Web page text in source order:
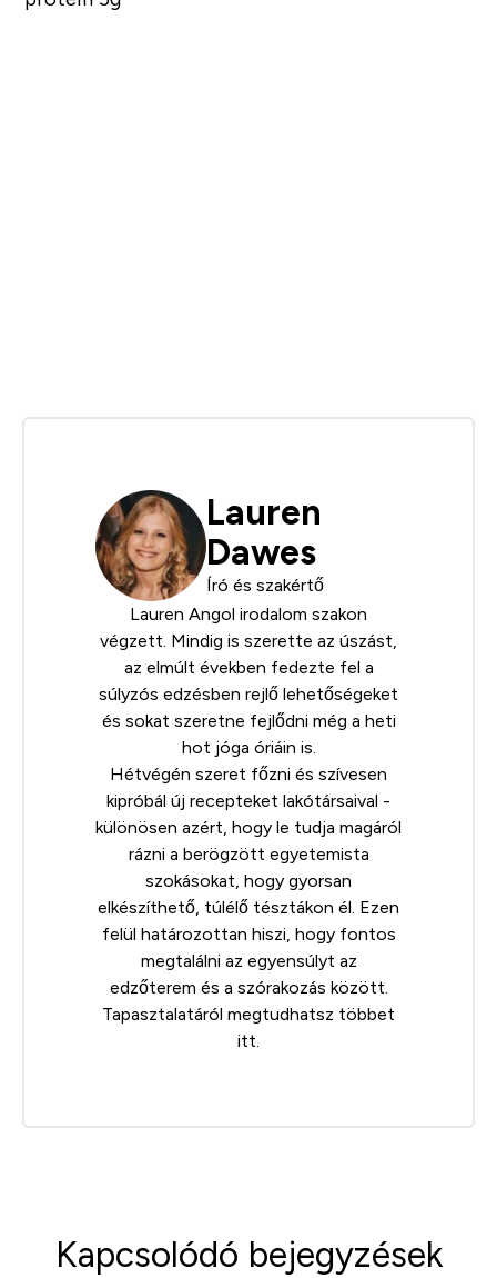
Lauren
Dawes
Író és szakértő
Lauren Angol irodalom szakon
végzett. Mindig is szerette az úszást,
az elmúlt években fedezte fel a
súlyzós edzésben rejlő lehetőségeket
és sokat szeretne fejlődni még a heti
hot jóga óriáin is.
Hétvégén szeret főzni és szívesen
kipróbál új recepteket lakótársaival -
különösen azért, hogy le tudja magáról
rázni a berögzött egyetemista
szokásokat, hogy gyorsan
elkészíthető, túlélő tésztákon él. Ezen
felül határozottan hiszi, hogy fontos
megtalálni az egyensúlyt az
edzőterem és a szórakozás között.
Tapasztalatáról megtudhatsz többet
itt
Kapcsolódó bejegyzések